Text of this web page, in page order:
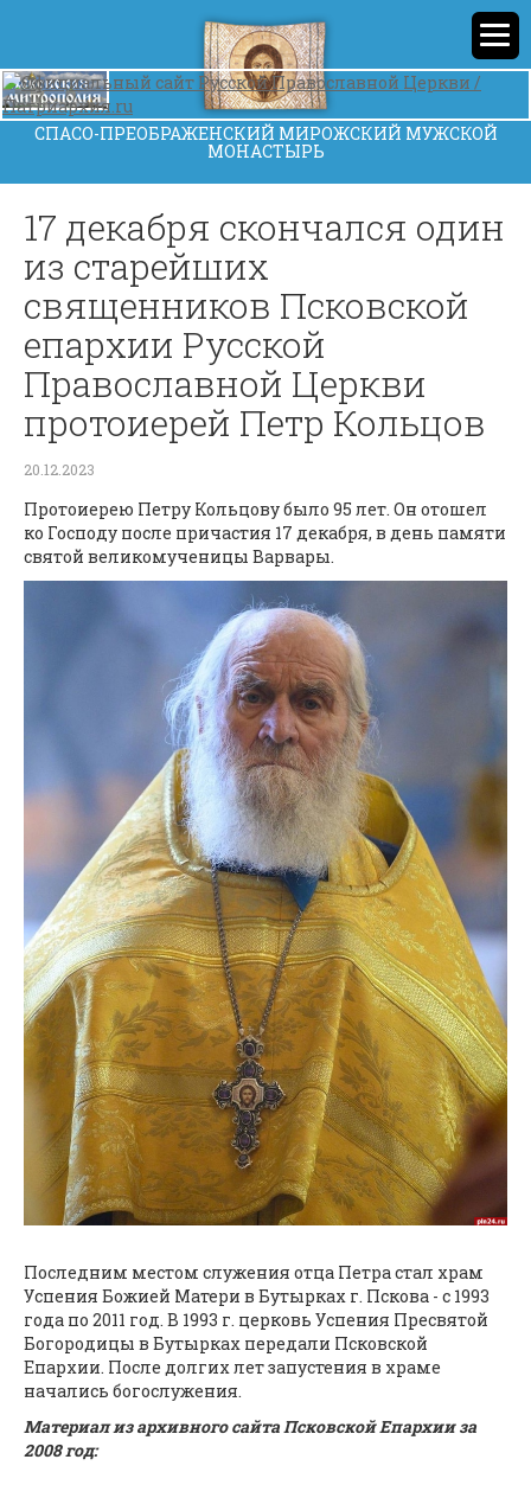
СПАСО-ПРЕОБРАЖЕНСКИЙ МИРОЖСКИЙ МУЖСКОЙ
МОНАСТЫРЬ
17 декабря скончался один
из старейших
священников Псковской
епархии Русской
Православной Церкви
протоиерей Петр Кольцов​
20.12.2023
Протоиерею Петру Кольцову было 95 лет. Он отошел
ко Господу после причастия 17 декабря, в день памяти
святой великомученицы Варвары.
Последним местом служения отца Петра стал храм
Успения Божией Матери в Бутырках г. Пскова - с 1993
года по 2011 год. В 1993 г. церковь Успения Пресвятой
Богородицы в Бутырках передали Псковской
Епархии. После долгих лет запустения в храме
начались богослужения.
Материал из архивного сайта Псковской Епархии за
2008 год: